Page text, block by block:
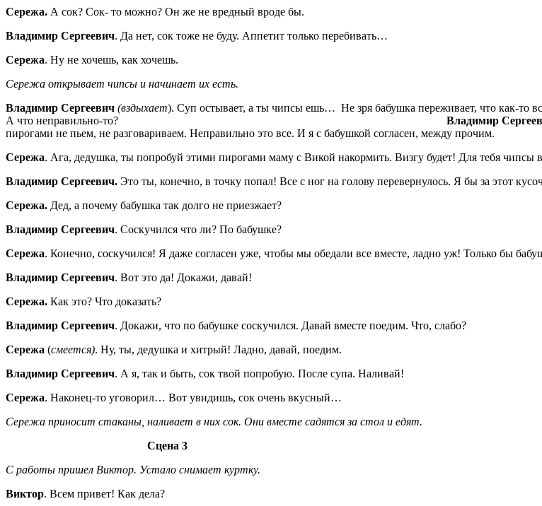
Сережа. А сок? Сок- то можно? Он же не вредный вроде бы.
Владимир Сергеевич. Да нет, сок тоже не буду. Аппетит только перебивать…
Сережа. Ну не хочешь, как хочешь.
Сережа открывает чипсы и начинает их есть.
Владимир Сергеевич (вздыхает). Суп остывает, а ты чипсы ешь… Не зря бабушка
А что неправильно-то? Владимир
пирогами не пьем, не разговариваем. Неправильно это все. И я с бабушкой согласен, между прочим.
Сережа. Ага, дедушка, ты попробуй этими пирогами маму с Викой накормить. Визгу будет! Для тебя чипсы
Владимир Сергеевич. Это ты, конечно, в точку попал! Все с ног на голову перевернулось. Я бы за этот
Сережа. Дед, а почему бабушка так долго не приезжает?
Владимир Сергеевич. Соскучился что ли? По бабушке?
Сережа. Конечно, соскучился! Я даже согласен уже, чтобы мы обедали все вместе, ладно уж! Только бы
Владимир Сергеевич. Вот это да! Докажи, давай!
Сережа. Как это? Что доказать?
Владимир Сергеевич. Докажи, что по бабушке соскучился. Давай вместе поедим. Что, слабо?
Сережа (смеется). Ну, ты, дедушка и хитрый! Ладно, давай, поедим.
Владимир Сергеевич. А я, так и быть, сок твой попробую. После супа. Наливай!
Сережа. Наконец-то уговорил… Вот увидишь, сок очень вкусный…
Сережа приносит стаканы, наливает в них сок. Они вместе садятся за стол и едят.
Сцена 3
С работы пришел Виктор. Устало снимает куртку.
Виктор. Всем привет! Как дела?